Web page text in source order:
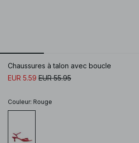
Chaussures à talon avec boucle
EUR 5.59 EUR 55.95
Couleur: Rouge